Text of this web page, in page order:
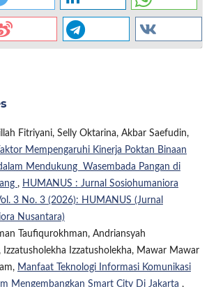
Fitriyani, Selly Oktarina, Akbar Saefudin,
Mempengaruhi Kinerja Poktan Binaan
Mendukung Wasembada Pangan di
, HUMANUS : Jurnal Sosiohumaniora
3 No. 3 (2026): HUMANUS (Jurnal
Nusantara)
Taufiqurokhman, Andriansyah
Izzatusholekha Izzatusholekha, Mawar Mawar
Manfaat Teknologi Informasi Komunikasi
Mengembangkan Smart City Di Jakarta ,